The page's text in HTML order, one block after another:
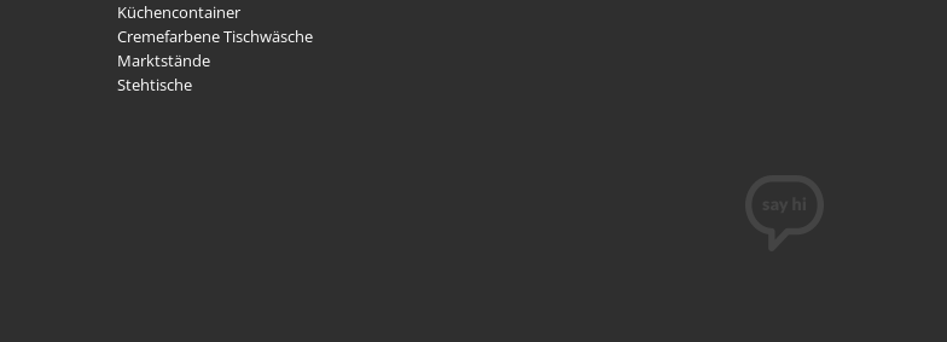
Küchencontainer
Cremefarbene Tischwäsche
Marktstände
Stehtische